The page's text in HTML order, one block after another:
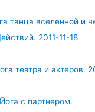
танца вселенной и
2011-11-18
театра и актеров.
с партнером.